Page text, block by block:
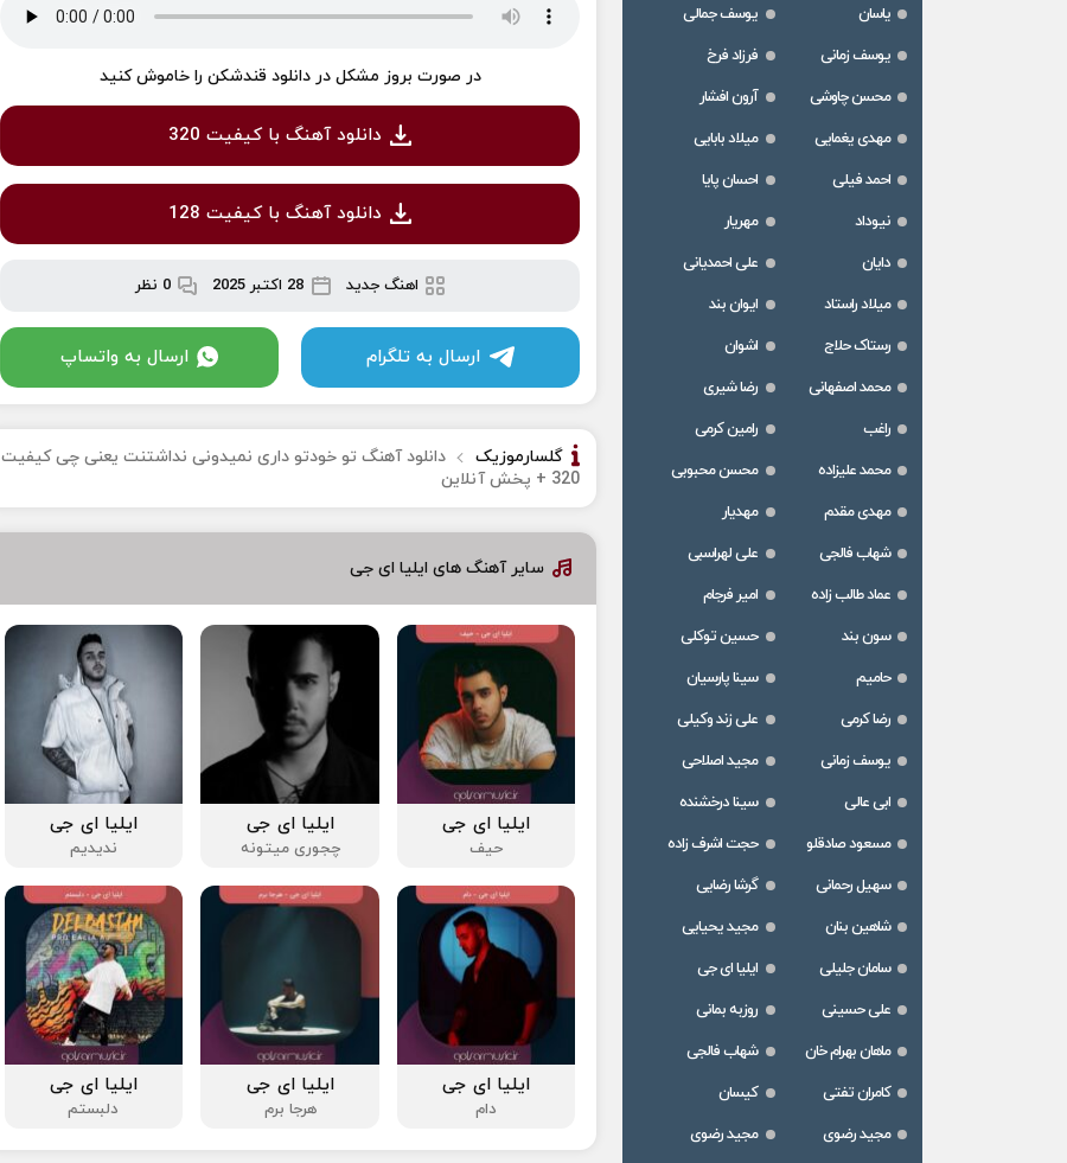
در صورت بروز مشکل در دانلود قندشکن را خاموش کنید
دانلود آهنگ با کیفیت 320
دانلود آهنگ با کیفیت 128
اهنگ جدید 28 اکتبر 2025 0 نظر
ارسال به تلگرام ارسال به واتساپ
گلسارموزیک
دانلود آهنگ تو خودتو داری نمیدونی نداشتنت یعنی چی کیفیت
320 + پخش آنلاین
سایر آهنگ های ایلیا ای جی
ایلیا ای جی
حیف
ایلیا ای جی
چجوری میتونه
ایلیا ای جی
ندیدیم
ایلیا ای جی
دام
ایلیا ای جی
هرجا برم
ایلیا ای جی
دلبستم
یاسان
یوسف جمالی
یوسف زمانی
فرزاد فرخ
محسن چاوشی
آرون افشار
مهدی یغمایی
میلاد بابایی
احمد فیلی
احسان پایا
نیوداد
مهریار
دایان
علی احمدیانی
میلاد راستاد
ایوان بند
رستاک حلاج
اشوان
محمد اصفهانی
رضا شیری
راغب
رامین کرمی
محمد علیزاده
محسن محبوبی
مهدی مقدم
مهدیار
شهاب فالجی
علی لهراسبی
عماد طالب زاده
امیر فرجام
سون بند
حسین توکلی
حامیم
سینا پارسیان
رضا کرمی
علی زند وکیلی
یوسف زمانی
مجید اصلاحی
ابی عالی
سینا درخشنده
مسعود صادقلو
حجت اشرف زاده
سهیل رحمانی
گرشا رضایی
شاهین بنان
مجید یحیایی
سامان جلیلی
ایلیا ای جی
علی حسینی
روزبه بمانی
ماهان بهرام خان
شهاب فالجی
کامران تفتی
کیسان
مجید رضوی
مجید رضوی